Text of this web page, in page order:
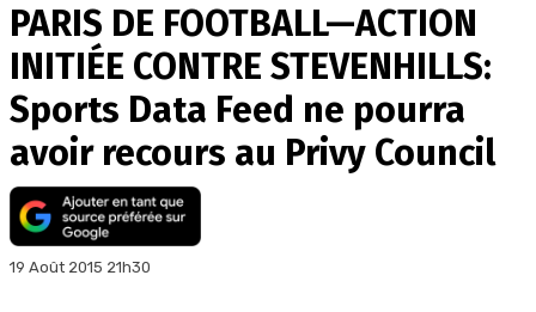
PARIS DE FOOTBALL—ACTION
INITIÉE CONTRE STEVENHILLS:
Sports Data Feed ne pourra
avoir recours au Privy Council
19 Août 2015 21h30